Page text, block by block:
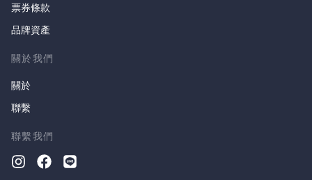
票券條款
品牌資產
關於我們
關於
聯繫
聯繫我們